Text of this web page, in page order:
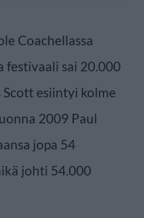
Coachellassa
festivaali sai 20.000
esiintyi kolme
2009 Paul
jopa 54
johti 54.000